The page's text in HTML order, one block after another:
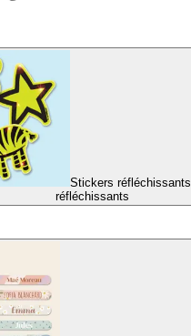
Stickers réfléchissants
réfléchissants